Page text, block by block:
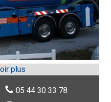
05 44 30 33 78